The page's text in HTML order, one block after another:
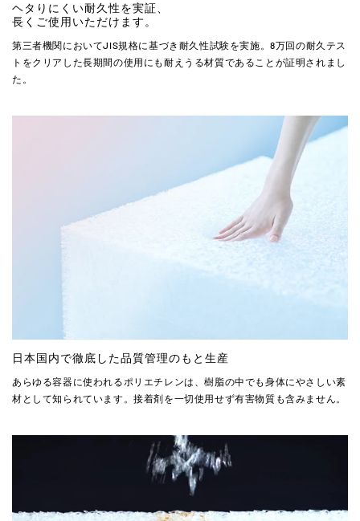
ヘタりにくい耐久性を実証、
長くご使用いただけます。
第三者機関においてJIS規格に基づき耐久性試験を実施。8万回の耐久テス
トをクリアした長期間の使用にも耐えうる材質であることが証明されまし
た。
日本国内で徹底した品質管理のもと生産
あらゆる容器に使われるポリエチレンは、樹脂の中でも身体にやさしい素
材として知られています。接着剤を一切使用せず有害物質も含みません。